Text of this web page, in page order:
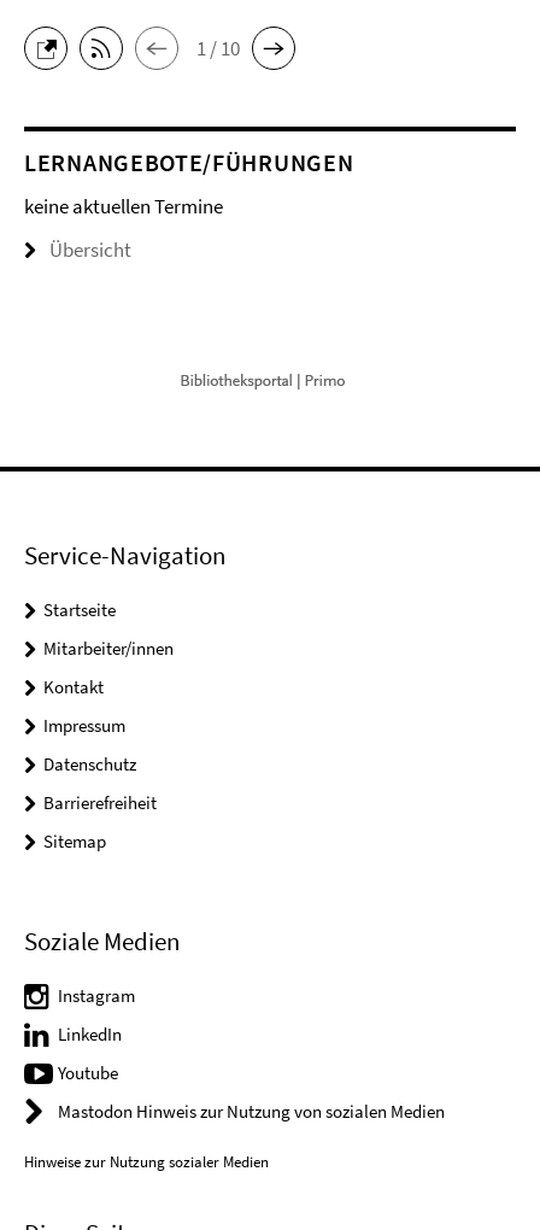
1 / 10
LERNANGEBOTE/FÜHRUNGEN
keine aktuellen Termine
Übersicht
Service-Navigation
Startseite
Mitarbeiter/innen
Kontakt
Impressum
Datenschutz
Barrierefreiheit
Sitemap
Soziale Medien
Instagram
LinkedIn
Youtube
Mastodon Hinweis zur Nutzung von sozialen Medien
Hinweise zur Nutzung sozialer Medien